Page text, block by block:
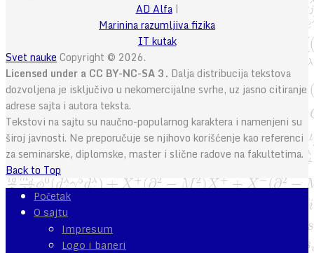
AD Alfa|
Marinina razumljiva fizika
IT kutak
Svet nauke Copyright © 2026.
Licensed under a CC BY-NC-SA 3. Dalja distribucija tekstova
dozvoljena je isključivo u nekomercijalne svrhe, uz jasno citiranje
adrese sajta i autora teksta.
Tekstovi na sajtu su naučno-popularnog karaktera i namenjeni su
široj javnosti. Ne preporučuje se njihovo korišćenje kao referenci
za seminarske, diplomske, master i slične radove na fakultetima.
Back to Top
Početak
O sajtu
Impresum
Logo i baneri